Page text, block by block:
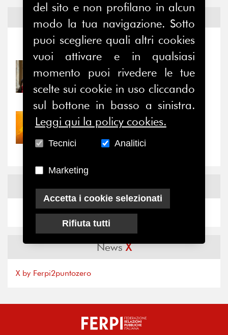
Notizie ed Eventi
Notizie-Eventi
31/07/2026
Prima della pausa estiva,
il valore di...
30/07/2026
“grande cecità”: la...
NewsFacebook
NewsX
X by Ferpi2puntozero
del sito e non profilano in alcun
modo la tua navigazione. Sotto
puoi scegliere quali altri cookies
vuoi attivare e in qualsiasi
momento puoi rivedere le tue
scelte sui cookie in uso cliccando
sul bottone in basso a sinistra.
Leggi qui la policy cookies.
Tecnici Analitici
Marketing
Accetta i cookie selezionati
Rifiuta tutti